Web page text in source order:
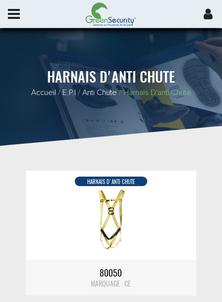
HARNAIS D'ANTI CHUTE
Accueil /E.P.I / Anti Chute/Harnais D'anti Chute
DÉTAIL
HARNAIS D'ANTI CHUTE
80050
MARQUAGE : CE